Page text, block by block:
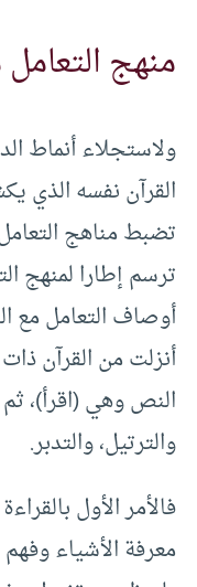
منهج
ولاستجلاء أنماط
القرآن نفسه الذي
تضبط مناهج
ترسم إطارا لمنهج
أنزلت من القرآن
النص وهي (اقرأ)،
والترتيل، والتدبر.
فالأمر الأول
معرفة الأشياء وفهم